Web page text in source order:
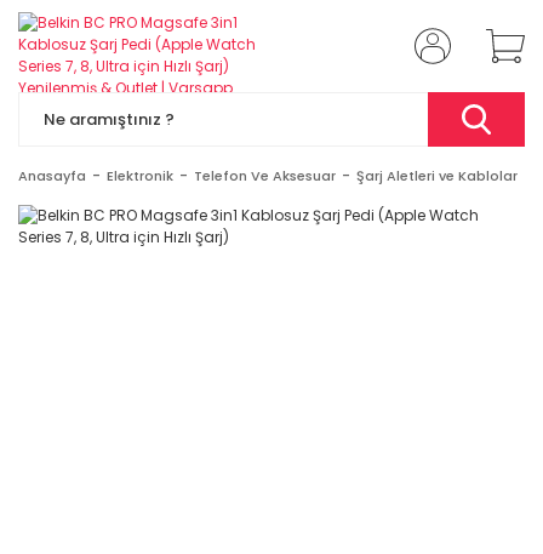
Anasayfa Elektronik Telefon Ve Aksesuar Şarj Aletleri ve Kablolar